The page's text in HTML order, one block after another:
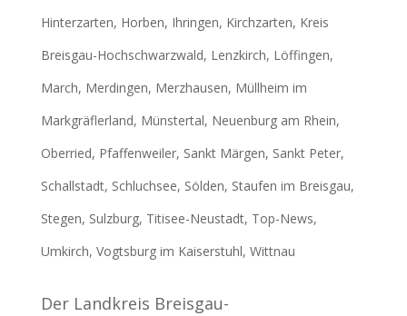
Hinterzarten, Horben, Ihringen, Kirchzarten, Kreis
Breisgau-Hochschwarzwald, Lenzkirch, Löffingen,
March, Merdingen, Merzhausen, Müllheim im
Markgräflerland, Münstertal, Neuenburg am Rhein,
Oberried, Pfaffenweiler, Sankt Märgen, Sankt Peter,
Schallstadt, Schluchsee, Sölden, Staufen im Breisgau,
Stegen, Sulzburg, Titisee-Neustadt, Top-News,
Umkirch, Vogtsburg im Kaiserstuhl, Wittnau
Der Landkreis Breisgau-